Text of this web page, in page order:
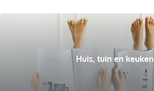
Huis, tuin en keuken